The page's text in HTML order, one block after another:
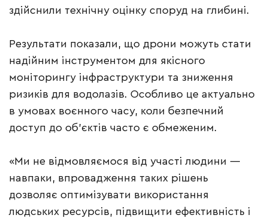
здійснили технічну оцінку споруд на глибині.
Результати показали, що дрони можуть стати
надійним інструментом для якісного
моніторингу інфраструктури та зниження
ризиків для водолазів. Особливо це актуально
в умовах воєнного часу, коли безпечний
доступ до об’єктів часто є обмеженим.
«Ми не відмовляємося від участі людини —
навпаки, впровадження таких рішень
дозволяє оптимізувати використання
людських ресурсів, підвищити ефективність і